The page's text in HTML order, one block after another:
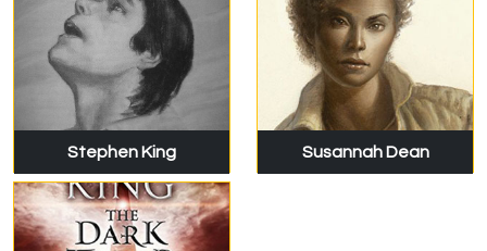
Stephen King Susannah Dean